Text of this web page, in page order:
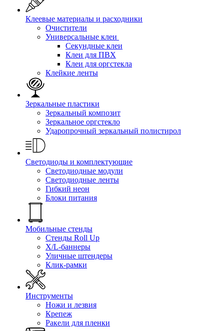
Клеевые материалы и расходники
Очистители
Универсальные клеи
Секундные клеи
Клеи для ПВХ
Клеи для оргстекла
Клейкие ленты
Зеркальные пластики
Зеркальный композит
Зеркальное оргстекло
Ударопрочный зеркальный полистирол
Светодиоды и комплектующие
Светодиодные модули
Светодиодные ленты
Гибкий неон
Блоки питания
Мобильные стенды
Стенды Roll Up
X/L-баннеры
Уличные штендеры
Клик-рамки
Инструменты
Ножи и лезвия
Крепеж
Ракели для пленки